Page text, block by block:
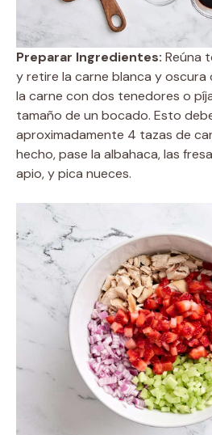
Preparar Ingredientes: Reúna
y retire la carne blanca y oscura
la carne con dos tenedores o
tamaño de un bocado. Esto
aproximadamente 4 tazas de
hecho, pase la albahaca, las
apio, y pica nueces.